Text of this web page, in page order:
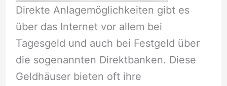
Direkte Anlagemöglichkeiten gibt es
über das Internet vor allem bei
Tagesgeld und auch bei Festgeld über
die sogenannten Direktbanken. Diese
Geldhäuser bieten oft ihre